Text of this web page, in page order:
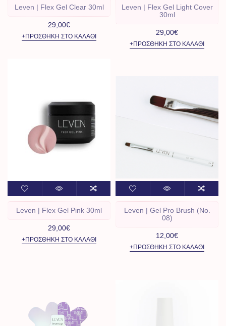
Leven | Flex Gel Clear 30ml
29,00€
+ΠΡΟΣΘΉΚΗ ΣΤΟ ΚΑΛΆΘΙ
Leven | Flex Gel Light Cover
30ml
29,00€
+ΠΡΟΣΘΉΚΗ ΣΤΟ ΚΑΛΆΘΙ
Leven | Flex Gel Pink 30ml
29,00€
+ΠΡΟΣΘΉΚΗ ΣΤΟ ΚΑΛΆΘΙ
Leven | Gel Pro Brush (No.
08)
12,00€
+ΠΡΟΣΘΉΚΗ ΣΤΟ ΚΑΛΆΘΙ